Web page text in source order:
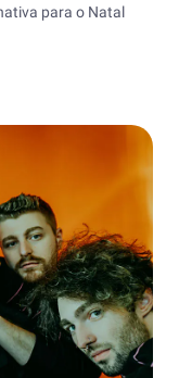
para o Natal